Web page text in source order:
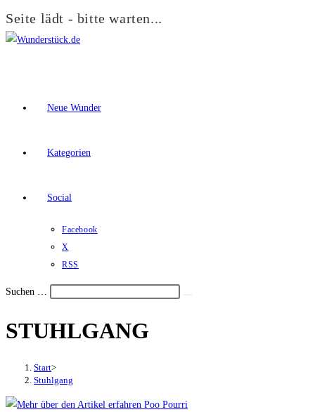
Seite lädt - bitte warten...
Zum
Neue Wunder
Kategorien
Social
Facebook
X
RSS
Suchen …
den
das
STUHLGANG
Start>
Stuhlgang